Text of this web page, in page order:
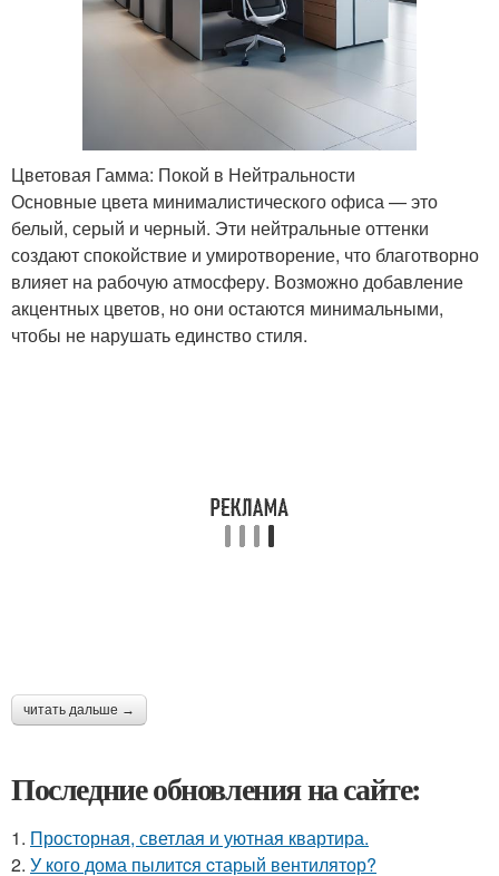
Цветовая Гамма: Покой в Нейтральности
Основные цвета минималистического офиса — это
белый, серый и черный. Эти нейтральные оттенки
создают спокойствие и умиротворение, что благотворно
влияет на рабочую атмосферу. Возможно добавление
акцентных цветов, но они остаются минимальными,
чтобы не нарушать единство стиля.
читать дальше →
Последние обновления на сайте:
1. Просторная, светлая и уютная квартира.
2. У кого дома пылитcя cтарый вентилятор?